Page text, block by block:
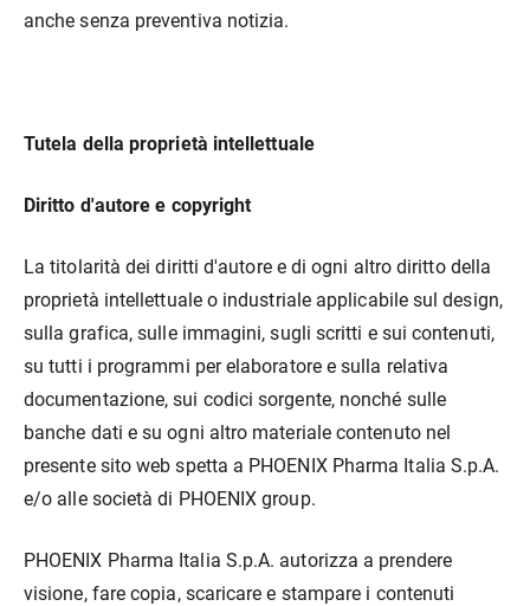
anche senza preventiva notizia.
Tutela della proprietà intellettuale
Diritto d'autore e copyright
La titolarità dei diritti d'autore e di ogni altro diritto della
proprietà intellettuale o industriale applicabile sul design,
sulla grafica, sulle immagini, sugli scritti e sui contenuti,
su tutti i programmi per elaboratore e sulla relativa
documentazione, sui codici sorgente, nonché sulle
banche dati e su ogni altro materiale contenuto nel
presente sito web spetta a PHOENIX Pharma Italia S.p.A.
e/o alle società di PHOENIX group.
PHOENIX Pharma Italia S.p.A. autorizza a prendere
visione, fare copia, scaricare e stampare i contenuti